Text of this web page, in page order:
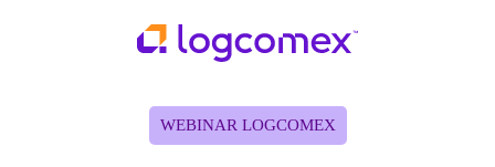
WEBINAR LOGCOMEX